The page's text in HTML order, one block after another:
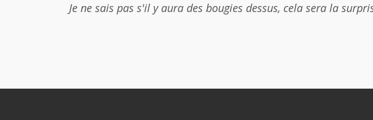
Je ne sais pas s'il y aura des bougies dessus, cela sera la